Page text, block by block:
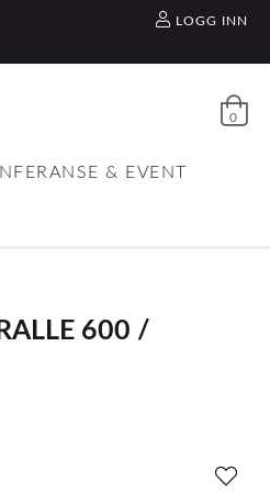
LOGG INN
0
& EVENT
600 /